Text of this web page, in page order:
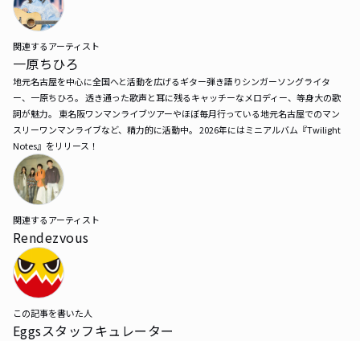
関連するアーティスト
一原ちひろ
地元名古屋を中心に全国へと活動を広げるギター弾き語りシンガーソングライタ
ー、一原ちひろ。 透き通った歌声と耳に残るキャッチーなメロディー、等身大の歌
詞が魅力。 東名阪ワンマンライブツアーやほぼ毎月行っている地元名古屋でのマン
スリーワンマンライブなど、精力的に活動中。 2026年にはミニアルバム『Twilight
Notes』をリリース！
関連するアーティスト
Rendezvous
この記事を書いた人
Eggsスタッフキュレーター